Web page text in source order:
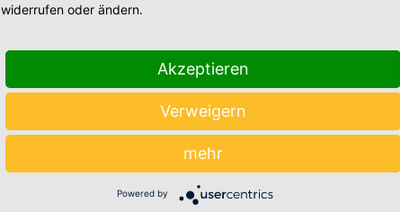
Maria Anna Haus Lengerich
St. Katharina Haus Thuine
Ambulante Pflege
Caritas Altenhilfe Emsland
Caritas Sozialstation Lingen
+Ambulante Pflege Sögel
Betreutes Wohnen
widerrufen oder ändern.
Akzeptieren
Verweigern
mehr
Powered by